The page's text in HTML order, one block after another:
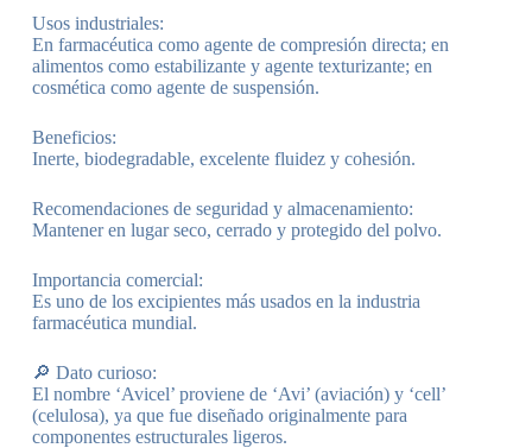
Usos industriales:
En farmacéutica como agente de compresión directa; en
alimentos como estabilizante y agente texturizante; en
cosmética como agente de suspensión.
Beneficios:
Inerte, biodegradable, excelente fluidez y cohesión.
Recomendaciones de seguridad y almacenamiento:
Mantener en lugar seco, cerrado y protegido del polvo.
Importancia comercial:
Es uno de los excipientes más usados en la industria
farmacéutica mundial.
🔎 Dato curioso:
El nombre ‘Avicel’ proviene de ‘Avi’ (aviación) y ‘cell’
(celulosa), ya que fue diseñado originalmente para
componentes estructurales ligeros.